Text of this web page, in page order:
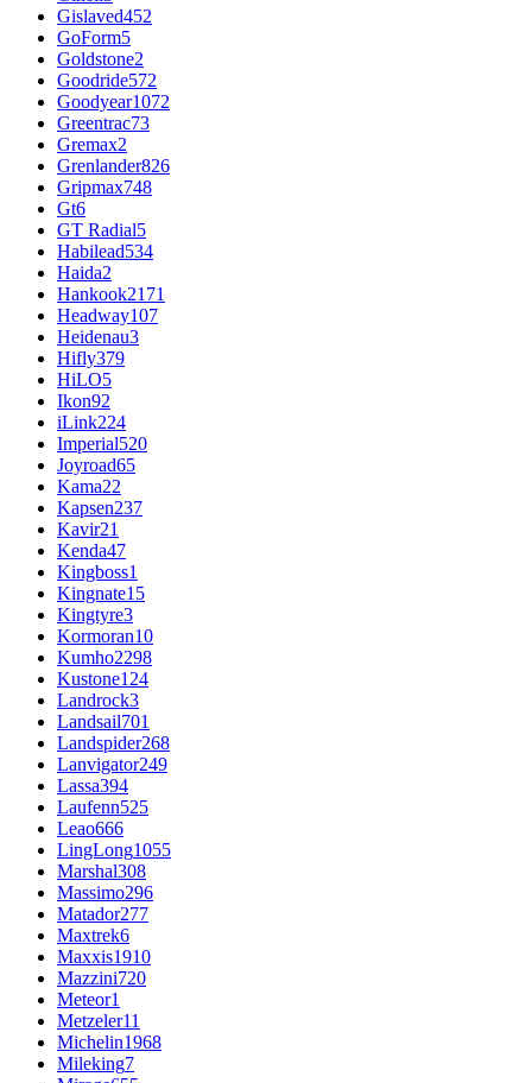
Gislaved452
GoForm5
Goldstone2
Goodride572
Goodyear1072
Greentrac73
Gremax2
Grenlander826
Gripmax748
Gt6
GT Radial5
Habilead534
Haida2
Hankook2171
Headway107
Heidenau3
Hifly379
HiLO5
Ikon92
iLink224
Imperial520
Joyroad65
Kama22
Kapsen237
Kavir21
Kenda47
Kingboss1
Kingnate15
Kingtyre3
Kormoran10
Kumho2298
Kustone124
Landrock3
Landsail701
Landspider268
Lanvigator249
Lassa394
Laufenn525
Leao666
LingLong1055
Marshal308
Massimo296
Matador277
Maxtrek6
Maxxis1910
Mazzini720
Meteor1
Metzeler11
Michelin1968
Mileking7